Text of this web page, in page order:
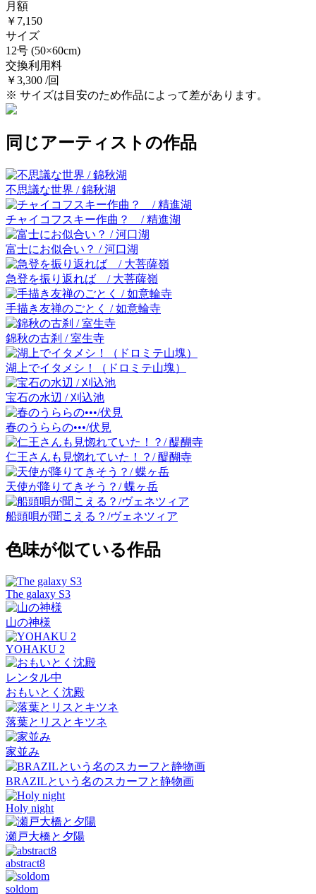
月額
￥7,150
サイズ
12号 (50×60cm)
交換利用料
￥3,300 /回
※ サイズは目安のため作品によって差があります。
同じアーティストの作品
不思議な世界 / 錦秋湖
チャイコフスキー作曲？ / 精進湖
富士にお似合い？ / 河口湖
急登を振り返れば / 大菩薩嶺
手描き友禅のごとく / 如意輪寺
錦秋の古刹 / 室生寺
湖上でイタメシ！（ドロミテ山塊）
宝石の水辺 / 刈込池
春のうららの•••/伏見
仁王さんも見惚れていた！？/ 醍醐寺
天使が降りてきそう？/ 蝶ヶ岳
船頭唄が聞こえる？/ヴェネツィア
色味が似ている作品
The galaxy S3
山の神様
YOHAKU 2
レンタル中
おもいとく沈殿
落葉とリスとキツネ
家並み
BRAZILという名のスカーフと静物画
Holy night
瀬戸大橋と夕陽
abstract8
soldom